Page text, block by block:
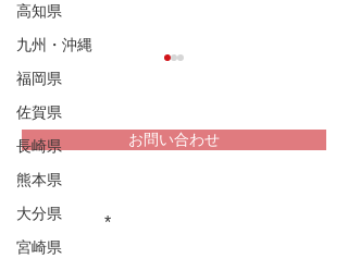
高知県
九州・沖縄
福岡県
佐賀県
長崎県
熊本県
大分県
宮崎県
松浦家住宅 秋田県
お問い合わせ
重文民家についての情報をお届け
します！